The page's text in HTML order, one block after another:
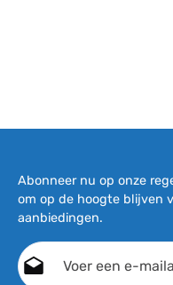
Abonneer nu op onze
om op de hoogte blijven
aanbiedingen.
E-mailadres*